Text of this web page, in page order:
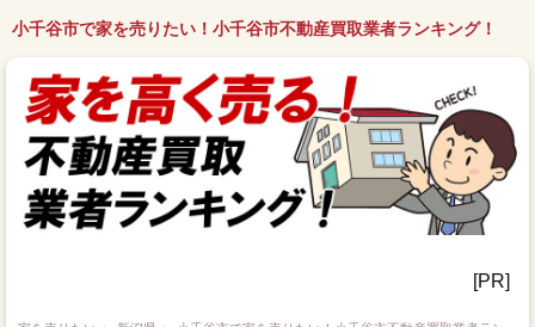
小千谷市で家を売りたい！小千谷市不動産買取業者ランキング！
[PR]